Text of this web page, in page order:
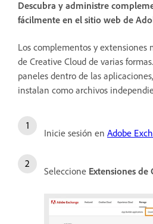
Descubra y administre
fácilmente en el sitio web de
Los complementos y extensiones
de Creative Cloud de varias
paneles dentro de las
instalan como archivos
Inicie sesión en Adobe
Seleccione Extensiones de